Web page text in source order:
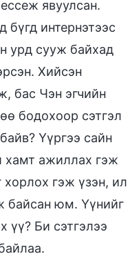
явуулсан.
интернэтээс
урд сууж байхад
Хийсэн
бас Чэн эгчийн
бодохоор сэтгэл
Үүргээ сайн
хамт ажиллах гэж
хорлох гэж үзэн, ил
байсан юм. Үүнийг
үү? Би сэтгэлээ